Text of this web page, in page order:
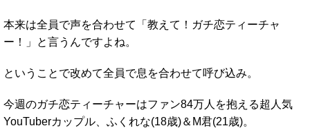
本来は全員で声を合わせて「教えて！ガチ恋ティーチャ
ー！」と言うんですよね。
ということで改めて全員で息を合わせて呼び込み。
今週のガチ恋ティーチャーはファン84万人を抱える超人気
YouTuberカップル、ふくれな(18歳)＆M君(21歳)。